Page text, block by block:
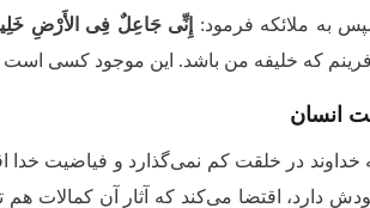
به ملائکه فرمود: إِنِّی جَاعِلٌ فِی الأَرْضِ
که خلیفه من باشد. این موجود کسی است
انسان
خداوند در خلقت کم نمی‌گذارد و فیاضیت خدا
دارد، اقتضا می‌کند که آثار آن کمالات